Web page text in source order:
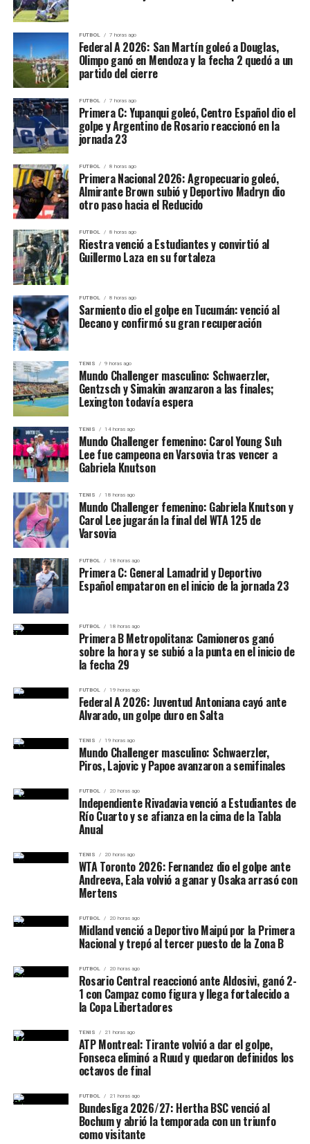
declaró Kenneth Roth, asesor de política global.
Por otro lado,Rusia e Irán , principales aliados del
gobierno sirio, celebraron el anuncio. El portavoz del
Kremlin afirmó que la decisión de Trump es “un paso
hacia la estabilidad en Medio Oriente”.
¿Qué cambia para Siria?
El levantamiento de sanciones podría abrir la puerta a
inversiones extranjeras, al restablecimiento de
relaciones comerciales con empresas occidentales y al
acceso a sistemas bancarios internacionales. No
obstante, la implementación real de esta política
dependerá de su eventual retorno al poder. Como
candidato, Trump no tiene autoridad ejecutiva, por lo
que el anuncio fue interpretado más como una promesa
electoral que como una acción inmediata.
Fuentes del Departamento de Estado señalaron que “no
hay cambios oficiales en la política estadounidense hacia
Siria”, dejando en claro que se trata, por ahora, de una
declaración de intenciones.
Un gesto electoral en plena campaña
El anuncio ocurre a menos de seis meses de las
elecciones presidenciales estadounidenses. Trump ha
intensificado su discurso antiintervencionista y ha
prometido revertir lo que llama “la diplomacia fallida
del pantano de Washington”. Su mensaje parece apuntar
a un electorado cansado de las guerras y del rol
militarista de EE.UU. en el mundo.
Queda por ver si este nuevo viraje en política exterior
consolidará apoyos o generará divisiones dentro de su
propio partido, donde aún persisten sectores
neoconservadores que consideran a Siria una amenaza
estratégica para la seguridad de Israel y los intereses
estadounidenses en la región.
FUTBOL 7 horas ago
Federal A 2026: San Martín goleó a Douglas,
Olimpo ganó en Mendoza y la fecha 2 quedó a un
partido del cierre
FUTBOL 7 horas ago
Primera C: Yupanqui goleó, Centro Español dio el
golpe y Argentino de Rosario reaccionó en la
jornada 23
FUTBOL 8 horas ago
Primera Nacional 2026: Agropecuario goleó,
Almirante Brown subió y Deportivo Madryn dio
otro paso hacia el Reducido
FUTBOL 8 horas ago
Riestra venció a Estudiantes y convirtió al
Guillermo Laza en su fortaleza
FUTBOL 8 horas ago
Sarmiento dio el golpe en Tucumán: venció al
Decano y confirmó su gran recuperación
TENIS 9 horas ago
Mundo Challenger masculino: Schwaerzler,
Gentzsch y Simakin avanzaron a las finales;
Lexington todavía espera
TENIS 14 horas ago
Mundo Challenger femenino: Carol Young Suh
Lee fue campeona en Varsovia tras vencer a
Gabriela Knutson
TENIS 18 horas ago
Mundo Challenger femenino: Gabriela Knutson y
Carol Lee jugarán la final del WTA 125 de
Varsovia
FUTBOL 18 horas ago
Primera C: General Lamadrid y Deportivo
Español empataron en el inicio de la jornada 23
FUTBOL 18 horas ago
Primera B Metropolitana: Camioneros ganó
sobre la hora y se subió a la punta en el inicio de
la fecha 29
FUTBOL 19 horas ago
Federal A 2026: Juventud Antoniana cayó ante
Alvarado, un golpe duro en Salta
TENIS 19 horas ago
Mundo Challenger masculino: Schwaerzler,
Piros, Lajovic y Papoe avanzaron a semifinales
FUTBOL 20 horas ago
Independiente Rivadavia venció a Estudiantes de
Río Cuarto y se afianza en la cima de la Tabla
Anual
TENIS 20 horas ago
WTA Toronto 2026: Fernandez dio el golpe ante
Andreeva, Eala volvió a ganar y Osaka arrasó con
Mertens
FUTBOL 20 horas ago
Midland venció a Deportivo Maipú por la Primera
Nacional y trepó al tercer puesto de la Zona B
FUTBOL 20 horas ago
Rosario Central reaccionó ante Aldosivi, ganó 2-
1 con Campaz como figura y llega fortalecido a
la Copa Libertadores
TENIS 21 horas ago
ATP Montreal: Tirante volvió a dar el golpe,
Fonseca eliminó a Ruud y quedaron definidos los
octavos de final
FUTBOL 21 horas ago
Bundesliga 2026/27: Hertha BSC venció al
Bochum y abrió la temporada con un triunfo
como visitante